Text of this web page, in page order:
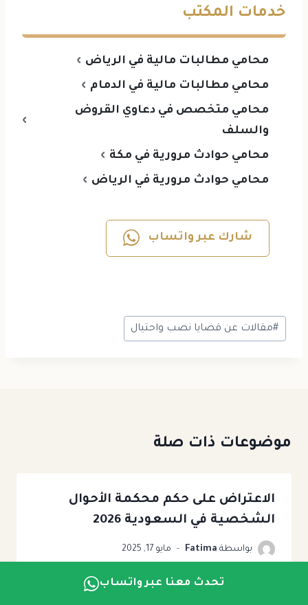
تحدث معنا عبر واتساب
خدمات المكتب
محامي مطالبات مالية في الرياض
محامي مطالبات مالية في الدمام
محامي متخصص في دعاوي القروض
والسلف
محامي حوادث مرورية في مكة
محامي حوادث مرورية في الرياض
شارك عبر واتساب
#مقالات عن قضايا نصب واحتيال
موضوعات ذات صلة
الاعتراض على حكم محكمة الأحوال
الشخصية في السعودية 2026
بواسطة Fatima مايو 17, 2025